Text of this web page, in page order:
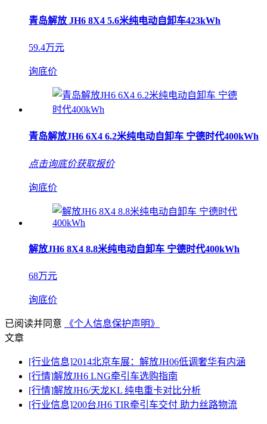
青岛解放 JH6 8X4 5.6米纯电动自卸车423kWh
59.4万元
询底价
青岛解放JH6 6X4 6.2米纯电动自卸车 宁德时代400kWh
点击询底价获取报价
询底价
解放JH6 8X4 8.8米纯电动自卸车 宁德时代400kWh
68万元
询底价
已阅读并同意
《个人信息保护声明》
文章
[行业信息]2014北京车展：解放JH06低调奢华有内涵
[行情]解放JH6 LNG牵引车选购指南
[行情]解放JH6/天龙KL 纯电重卡对比分析
[行业信息]200台JH6 TIR牵引车交付 助力丝路物流